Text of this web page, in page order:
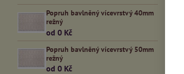
Popruh bavlněný vícevrstvý 40mm
režný
od 0 Kč
Popruh bavlněný vícevrstvý 50mm
režný
od 0 Kč